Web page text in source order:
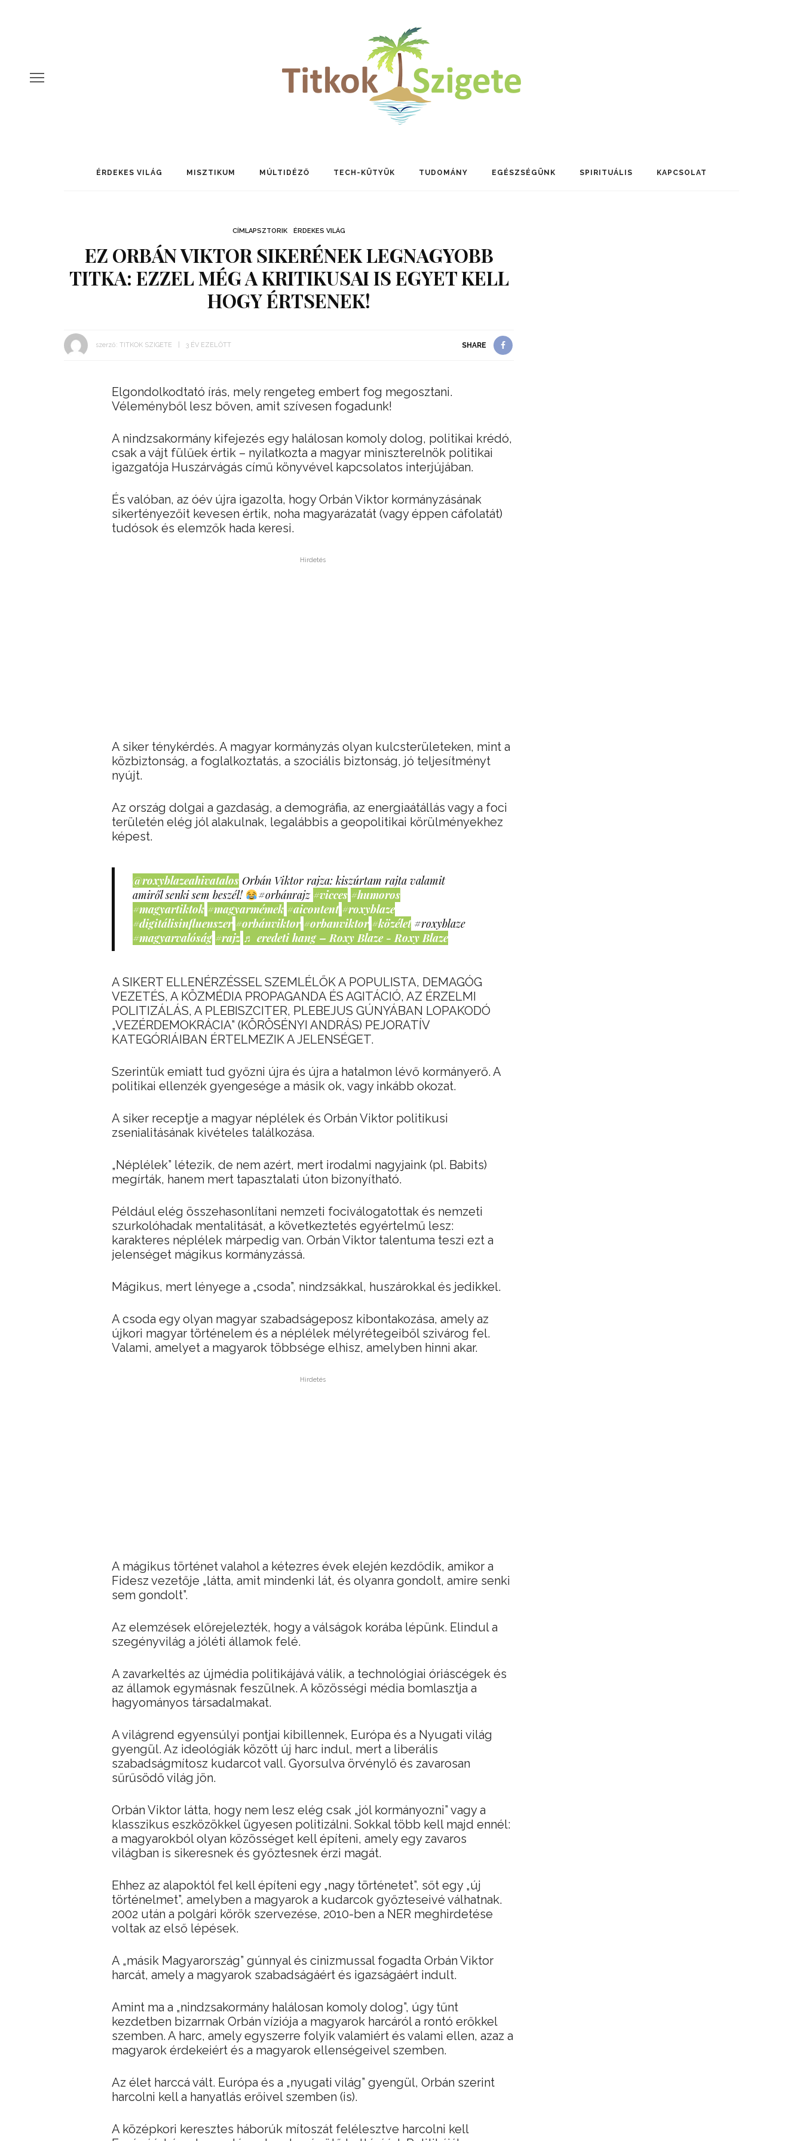
ÉRDEKES VILÁG MISZTIKUM MÚLTIDÉZŐ TECH-KÜTYÜK TUDOMÁNY EGÉSZSÉGÜNK SPIRITUÁLIS KAPCSOLAT
CÍMLAPSZTORIK ÉRDEKES VILÁG
EZ ORBÁN VIKTOR SIKERÉNEK LEGNAGYOBB
TITKA: EZZEL MÉG A KRITIKUSAI IS EGYET KELL
HOGY ÉRTSENEK!
szerző: TITKOK SZIGETE 3 ÉV EZELŐTT SHARE
Elgondolkodtató írás, mely rengeteg embert fog megosztani.
Véleményből lesz bőven, amit szívesen fogadunk!
A nindzsakormány kifejezés egy halálosan komoly dolog, politikai krédó,
csak a vájt fülűek értik – nyilatkozta a magyar miniszterelnök politikai
igazgatója Huszárvágás című könyvével kapcsolatos interjújában.
És valóban, az óév újra igazolta, hogy Orbán Viktor kormányzásának
sikertényezőit kevesen értik, noha magyarázatát (vagy éppen cáfolatát)
tudósok és elemzők hada keresi.
Hirdetés
A siker ténykérdés. A magyar kormányzás olyan kulcsterületeken, mint a
közbiztonság, a foglalkoztatás, a szociális biztonság, jó teljesítményt
nyújt.
Az ország dolgai a gazdaság, a demográfia, az energiaátállás vagy a foci
területén elég jól alakulnak, legalábbis a geopolitikai körülményekhez
képest.
@roxyblazeahivatalos Orbán Viktor rajza: kiszúrtam rajta valamit
amiről senki sem beszél!
#orbánrajz #vicces #humoros
#magyartiktok #magyarmémek #aicontent #roxyblaze
#digitálisinfluenszer #orbánviktor #orbanviktor #közélet #roxyblaze
#magyarvalóság #rajz ♬ eredeti hang – Roxy Blaze - Roxy Blaze
A SIKERT ELLENÉRZÉSSEL SZEMLÉLŐK A POPULISTA, DEMAGÓG
VEZETÉS, A KÖZMÉDIA PROPAGANDA ÉS AGITÁCIÓ, AZ ÉRZELMI
POLITIZÁLÁS, A PLEBISZCITER, PLEBEJUS GÚNYÁBAN LOPAKODÓ
„VEZÉRDEMOKRÁCIA” (KÖRÖSÉNYI ANDRÁS) PEJORATÍV
KATEGÓRIÁIBAN ÉRTELMEZIK A JELENSÉGET.
Szerintük emiatt tud győzni újra és újra a hatalmon lévő kormányerő. A
politikai ellenzék gyengesége a másik ok, vagy inkább okozat.
A siker receptje a magyar néplélek és Orbán Viktor politikusi
zsenialitásának kivételes találkozása.
„Néplélek” létezik, de nem azért, mert irodalmi nagyjaink (pl. Babits)
megírták, hanem mert tapasztalati úton bizonyítható.
Például elég összehasonlítani nemzeti fociválogatottak és nemzeti
szurkolóhadak mentalitását, a következtetés egyértelmű lesz:
karakteres néplélek márpedig van. Orbán Viktor talentuma teszi ezt a
jelenséget mágikus kormányzássá.
Mágikus, mert lényege a „csoda”, nindzsákkal, huszárokkal és jedikkel.
A csoda egy olyan magyar szabadságeposz kibontakozása, amely az
újkori magyar történelem és a néplélek mélyrétegeiből szivárog fel.
Valami, amelyet a magyarok többsége elhisz, amelyben hinni akar.
Hirdetés
A mágikus történet valahol a kétezres évek elején kezdődik, amikor a
Fidesz vezetője „látta, amit mindenki lát, és olyanra gondolt, amire senki
sem gondolt”.
Az elemzések előrejelezték, hogy a válságok korába lépünk. Elindul a
szegényvilág a jóléti államok felé.
A zavarkeltés az újmédia politikájává válik, a technológiai óriáscégek és
az államok egymásnak feszülnek. A közösségi média bomlasztja a
hagyományos társadalmakat.
A világrend egyensúlyi pontjai kibillennek, Európa és a Nyugati világ
gyengül. Az ideológiák között új harc indul, mert a liberális
szabadságmítosz kudarcot vall. Gyorsulva örvénylő és zavarosan
sűrűsödő világ jön.
Orbán Viktor látta, hogy nem lesz elég csak „jól kormányozni” vagy a
klasszikus eszközökkel ügyesen politizálni. Sokkal több kell majd ennél:
a magyarokból olyan közösséget kell építeni, amely egy zavaros
világban is sikeresnek és győztesnek érzi magát.
Ehhez az alapoktól fel kell építeni egy „nagy történetet”, sőt egy „új
történelmet”, amelyben a magyarok a kudarcok győzteseivé válhatnak.
2002 után a polgári körök szervezése, 2010-ben a NER meghirdetése
voltak az első lépések.
A „másik Magyarország” gúnnyal és cinizmussal fogadta Orbán Viktor
harcát, amely a magyarok szabadságáért és igazságáért indult.
Amint ma a „nindzsakormány halálosan komoly dolog”, úgy tűnt
kezdetben bizarrnak Orbán víziója a magyarok harcáról a rontó erőkkel
szemben. A harc, amely egyszerre folyik valamiért és valami ellen, azaz a
magyarok érdekeiért és a magyarok ellenségeivel szemben.
Az élet harccá vált. Európa és a „nyugati világ” gyengül, Orbán szerint
harcolni kell a hanyatlás erőivel szemben (is).
A középkori keresztes háborúk mítoszát felélesztve harcolni kell